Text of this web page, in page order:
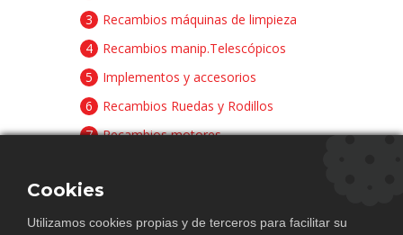
Recambios máquinas de limpieza
3
Recambios manip.Telescópicos
4
Implementos y accesorios
5
Recambios Ruedas y Rodillos
6
Recambios motores
7
Cookies
Utilizamos cookies propias y de terceros para facilitar su